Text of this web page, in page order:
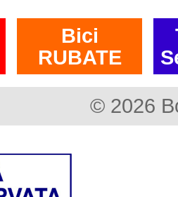
Bici
RUBATE
© 2026